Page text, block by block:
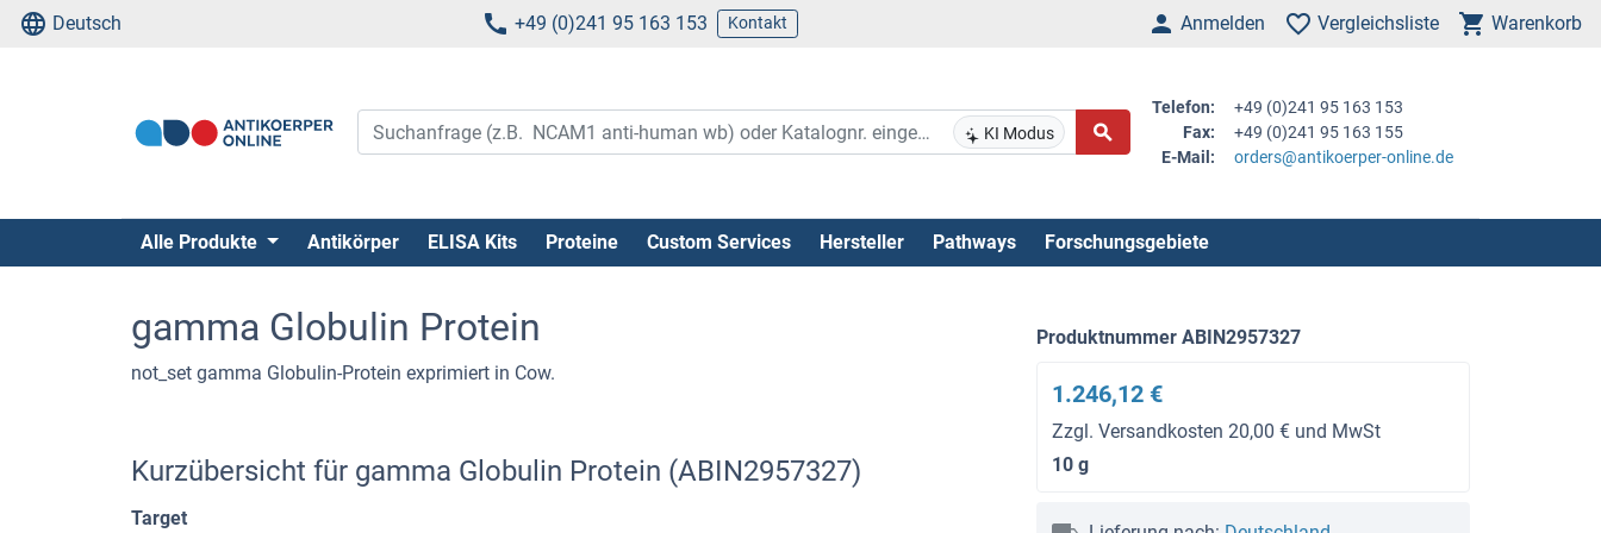
Deutsch +49 (0)241 95 163 153 Kontakt Anmelden Vergleichsliste Warenkorb
KI Modus
Telefon:
+49 (0)241 95 163 153
Fax:
+49 (0)241 95 163 155
E-Mail:
orders@antikoerper-online.de
Alle Produkte Antikörper ELISA Kits Proteine Custom Services Hersteller Pathways Forschungsgebiete
gamma Globulin Protein
not_set gamma Globulin-Protein exprimiert in Cow.
Produktnummer ABIN2957327
1.246,12 €
Zzgl. Versandkosten 20,00 € und MwSt
10 g
Kurzübersicht für gamma Globulin Protein (ABIN2957327)
Target